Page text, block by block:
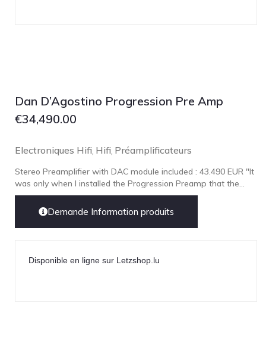
Dan D’Agostino Progression Pre Amp
€34,490.00
Electroniques Hifi Hifi Préamplificateurs
Stereo Preamplifier with DAC module included : 43.490 EUR "It
was only when I installed the Progression Preamp that the...
Demande Information produits
Disponible en ligne sur Letzshop.lu